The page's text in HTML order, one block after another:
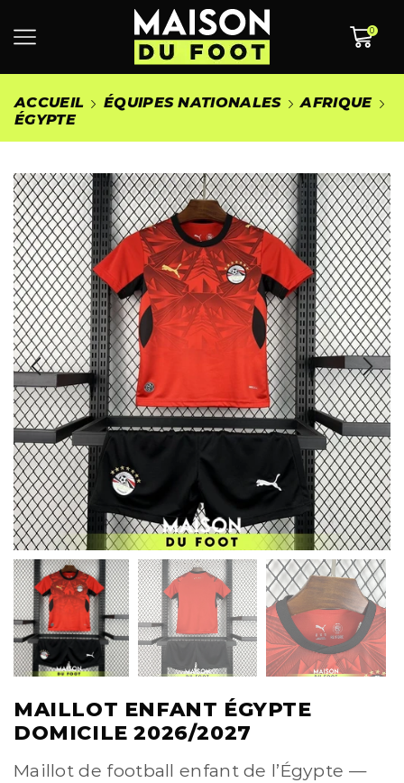
0
ACCUEIL ÉQUIPES NATIONALES
AFRIQUE
ÉGYPTE
MAILLOT ENFANT ÉGYPTE
DOMICILE 2026/2027
Maillot de football enfant de l’Égypte —